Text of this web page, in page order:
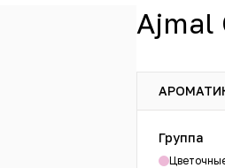
Ajmal
Группа